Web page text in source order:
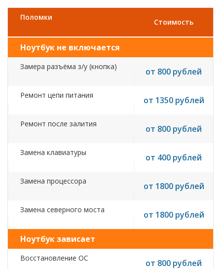
Поломки
Стоимость
Ноутбук не включается
Замера разъёма з/у (кнопка) от 800 рублей
Ремонт цепи питания от 1350 рублей
Ремонт после залития от 800 рублей
Замена клавиатуры от 400 рублей
Замена процессора от 1800 рублей
Замена северного моста от 1800 рублей
Ноутбук зависает
Восстановление ОС от 800 рублей